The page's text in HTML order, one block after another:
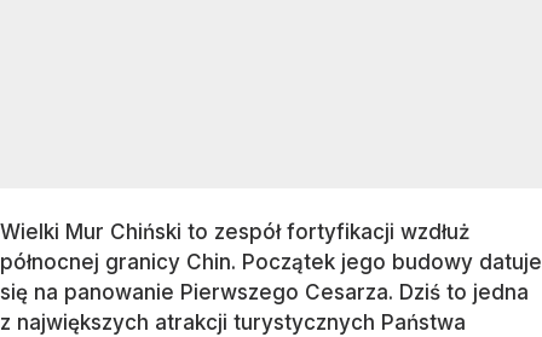
Wielki Mur Chiński to zespół fortyfikacji wzdłuż
północnej granicy Chin. Początek jego budowy datuje
się na panowanie Pierwszego Cesarza. Dziś to jedna
z największych atrakcji turystycznych Państwa